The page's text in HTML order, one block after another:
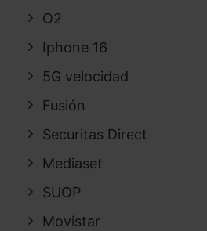
O2
Iphone 16
5G velocidad
Fusión
Securitas Direct
Mediaset
SUOP
Movistar